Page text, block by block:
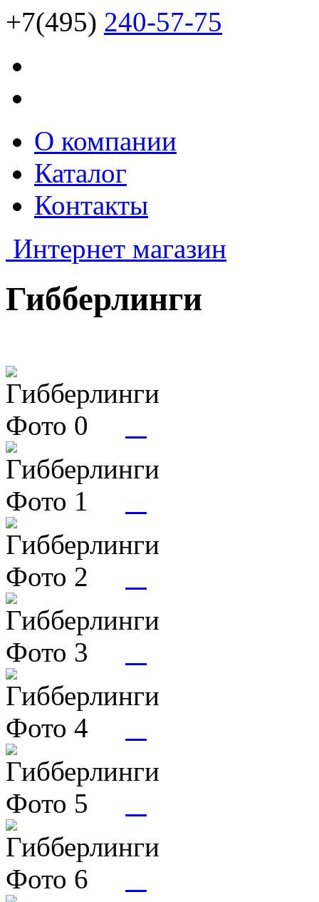
+7(495) 240-57-75
О компании
Каталог
Контакты
Интернет магазин
Гибберлинги